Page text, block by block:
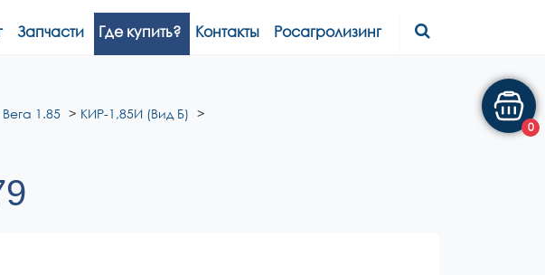
Запчасти Где купить? Контакты Росагролизинг
1.85
КИР-1,85И (Вид Б)
0